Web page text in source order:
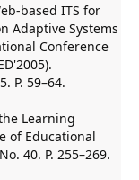
based ITS for
Adaptive Systems
Conference
P. 59–64.
Learning
of Educational
40. P. 255–269.